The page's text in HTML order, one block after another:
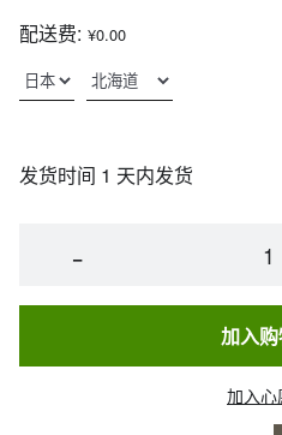
配送费: ¥0.00
发货时间 1 天内发货
−
加入
加入心